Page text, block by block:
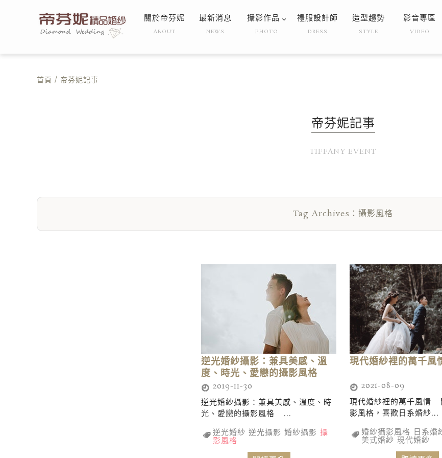
關於帝芬妮
ABOUT
最新消息
NEWS
攝影作品
PHOTO
禮服設計師
DRESS
造型趨勢
STYLE
影音專區
VIDEO
首頁 / 帝芬妮記事
帝芬妮記事
TIFFANY EVENT
Tag Archives：攝影風格
逆光婚紗攝影：兼具美感、溫
度、時光、愛戀的攝影風格
2019-11-30
逆光婚紗攝影：兼具美感、溫度、時
光、愛戀的攝影風格 ...
逆光婚紗 逆光攝影 婚紗攝影 攝
影風格
現代婚紗裡的萬千風
2021-08-09
現代婚紗裡的萬千風情
影風格，喜歡日系婚紗...
婚紗攝影風格 日系婚
美式婚紗 現代婚紗